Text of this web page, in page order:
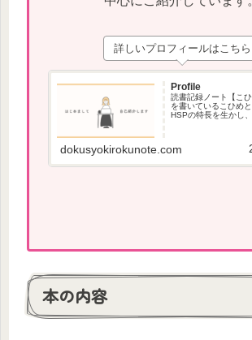
詳しいプロフィールはこちら
Profile
読書記録ノート【こひ
を書いているこひめと
HSPの特長を生かし、
dokusyokirokunote.com
本の内容